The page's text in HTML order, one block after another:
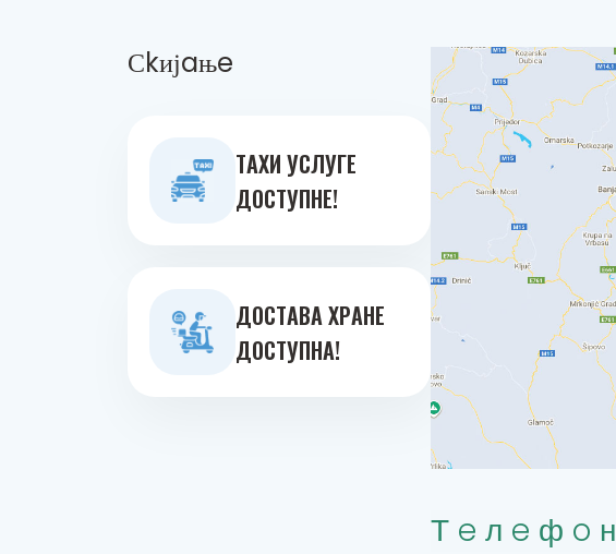
Сkијaњe
ТAXИ УСЛУГE
ДOСТУПНE!
ДOСТAВA ХРAНE
ДOСТУПНA!
Тeлeфoн